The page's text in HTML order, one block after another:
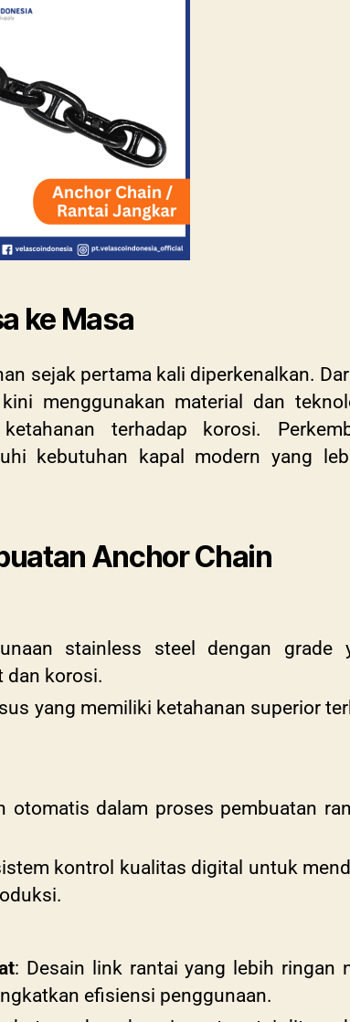
ke Masa
sejak pertama kali diperkenalkan.
menggunakan material dan
terhadap korosi.
kebutuhan kapal modern yang
Anchor Chain
stainless steel dengan grade
dan korosi.
yang memiliki ketahanan superior
otomatis dalam proses pembuatan
kontrol kualitas digital untuk
: Desain link rantai yang lebih ringan
efisiensi penggunaan.